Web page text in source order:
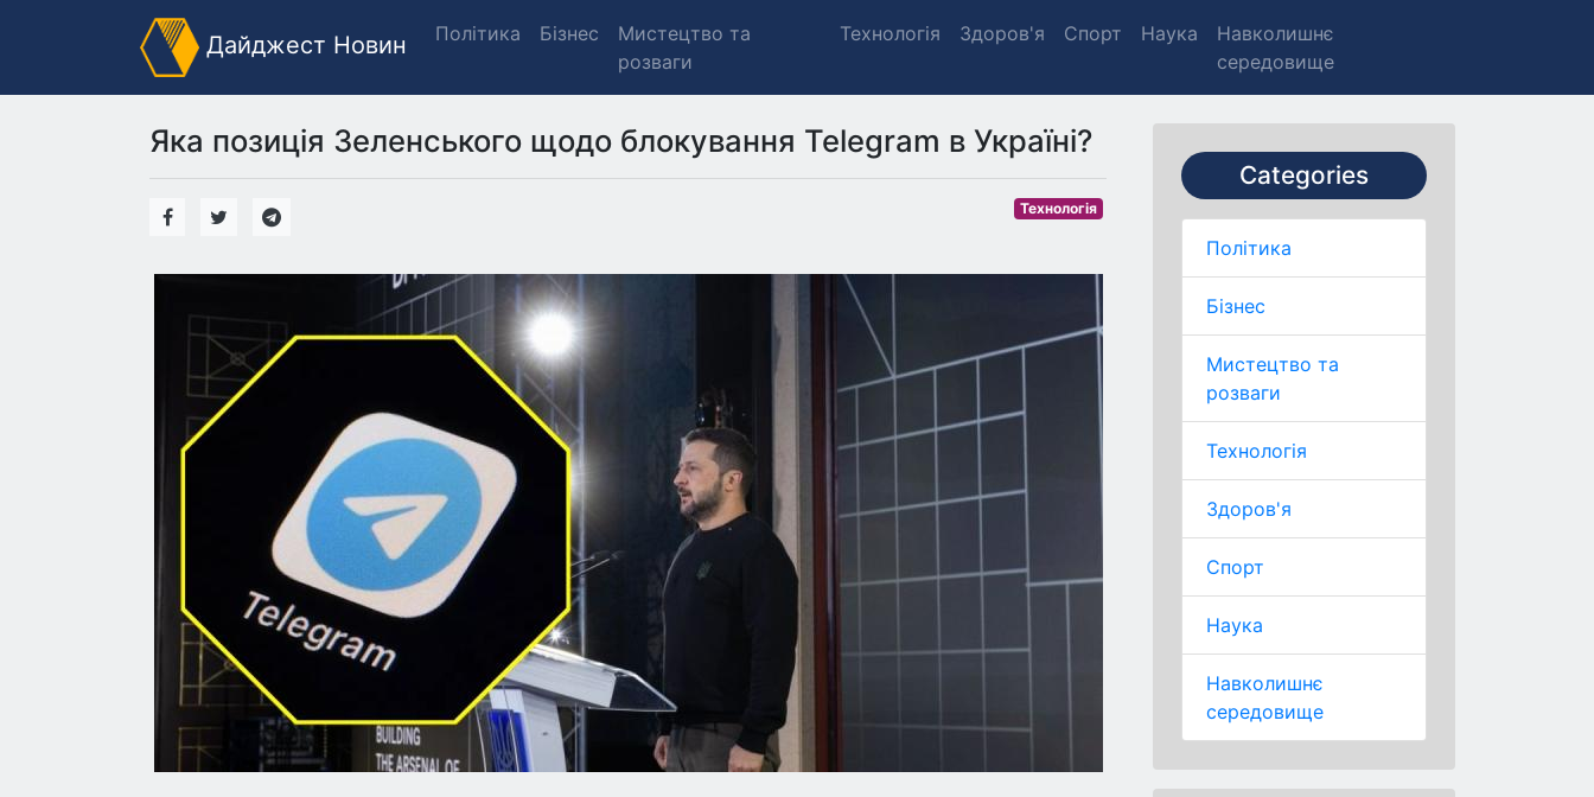
Дайджест Новин Політика Бізнес
Мистецтво та
розваги
Технологія Здоров'я Спорт Наука
Навколишнє
середовище
Categories
Політика
Бізнес
Мистецтво та
розваги
Технологія
Здоров'я
Спорт
Наука
Навколишнє
середовище
Яка позиція Зеленського щодо блокування Telegram в Україні?
Технологія